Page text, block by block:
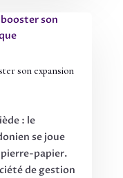
son expansion
: le
se joue
pierre-papier.
de gestion